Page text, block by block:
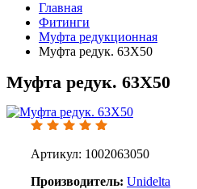
Главная
Фитинги
Муфта редукционная
Муфта редук. 63X50
Муфта редук. 63X50
Артикул: 1002063050
Производитель: Unidelta